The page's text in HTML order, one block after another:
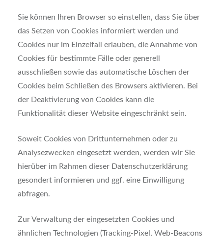
Sie können Ihren Browser so einstellen, dass Sie über
das Setzen von Cookies informiert werden und
Cookies nur im Einzelfall erlauben, die Annahme von
Cookies für bestimmte Fälle oder generell
ausschließen sowie das automatische Löschen der
Cookies beim Schließen des Browsers aktivieren. Bei
der Deaktivierung von Cookies kann die
Funktionalität dieser Website eingeschränkt sein.
Soweit Cookies von Drittunternehmen oder zu
Analysezwecken eingesetzt werden, werden wir Sie
hierüber im Rahmen dieser Datenschutzerklärung
gesondert informieren und ggf. eine Einwilligung
abfragen.
Zur Verwaltung der eingesetzten Cookies und
ähnlichen Technologien (Tracking-Pixel, Web-Beacons